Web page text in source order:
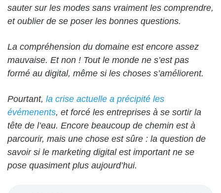
sauter sur les modes sans vraiment les comprendre,
et oublier de se poser les bonnes questions.
La compréhension du domaine est encore assez
mauvaise. Et non ! Tout le monde ne s’est pas
formé au digital, même si les choses s’améliorent.
Pourtant, la crise actuelle a précipité les
évémenents, et forcé les entreprises à se sortir la
tête de l’eau. Encore beaucoup de chemin est à
parcourir, mais une chose est sûre : la question de
savoir si le marketing digital est important ne se
pose quasiment plus aujourd’hui.